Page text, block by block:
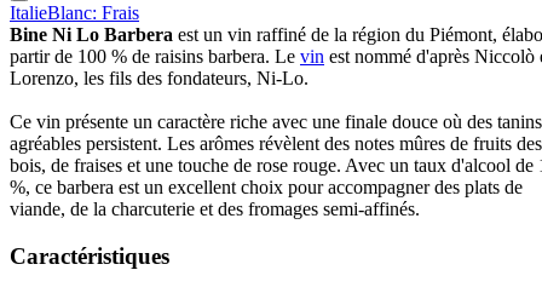
ItalieBlanc: Frais
Bine Ni Lo Barbera est un vin raffiné de la région du Piémont,
partir de 100 % de raisins barbera. Le vin est nommé d'après Niccolò
Lorenzo, les fils des fondateurs, Ni-Lo.
Ce vin présente un caractère riche avec une finale douce où des tanins
agréables persistent. Les arômes révèlent des notes mûres de fruits des
bois, de fraises et une touche de rose rouge. Avec un taux d'alcool de
%, ce barbera est un excellent choix pour accompagner des plats de
viande, de la charcuterie et des fromages semi-affinés.
Caractéristiques